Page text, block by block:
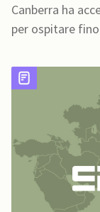
Canberra ha
per ospitare